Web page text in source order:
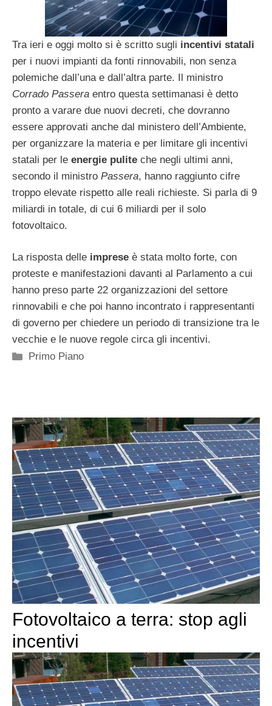
Tra ieri e oggi molto si è scritto sugli incentivi statali
per i nuovi impianti da fonti rinnovabili, non senza
polemiche dall’una e dall’altra parte. Il ministro
Corrado Passera entro questa settimanasi è detto
pronto a varare due nuovi decreti, che dovranno
essere approvati anche dal ministero dell’Ambiente,
per organizzare la materia e per limitare gli incentivi
statali per le energie pulite che negli ultimi anni,
secondo il ministro Passera, hanno raggiunto cifre
troppo elevate rispetto alle reali richieste. Si parla di 9
miliardi in totale, di cui 6 miliardi per il solo
fotovoltaico.
La risposta delle imprese è stata molto forte, con
proteste e manifestazioni davanti al Parlamento a cui
hanno preso parte 22 organizzazioni del settore
rinnovabili e che poi hanno incontrato i rappresentanti
di governo per chiedere un periodo di transizione tra le
vecchie e le nuove regole circa gli incentivi.
Categorie
Primo Piano
Fotovoltaico a terra: stop agli
incentivi